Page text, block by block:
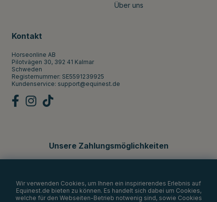
Über uns
Kontakt
Horseonline AB
Pilotvägen 30, 392 41 Kalmar
Schweden
Registernummer: SE5591239925
Kundenservice: support@equinest.de
Unsere Zahlungsmöglichkeiten
Wir verwenden Cookies, um Ihnen ein inspirierendes Erlebnis auf
Equinest.de bieten zu können. Es handelt sich dabei um Cookies,
welche für den Webseiten-Betrieb notwenig sind, sowie Cookies